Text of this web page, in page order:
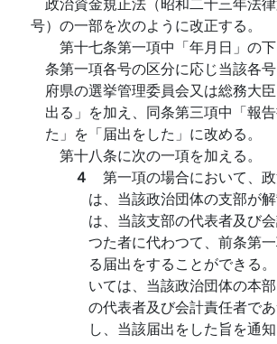
号）の一部を次のように改正する。
第十七条第一項中「年月日」の
条第一項各号の区分に応じ当該各
府県の選挙管理委員会又は総務大
出る」を加え、同条第三項中「報
た」を「届出をした」に改める。
第十八条に次の一項を加える。
４ 第一項の場合において、
は、当該政治団体の支部が
は、当該支部の代表者及び
つた者に代わつて、前条第
る届出をすることができる
いては、当該政治団体の本
の代表者及び会計責任者で
し、当該届出をした旨を通